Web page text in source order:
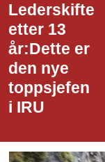
Ny
toppsjef i
ITO
PallPack